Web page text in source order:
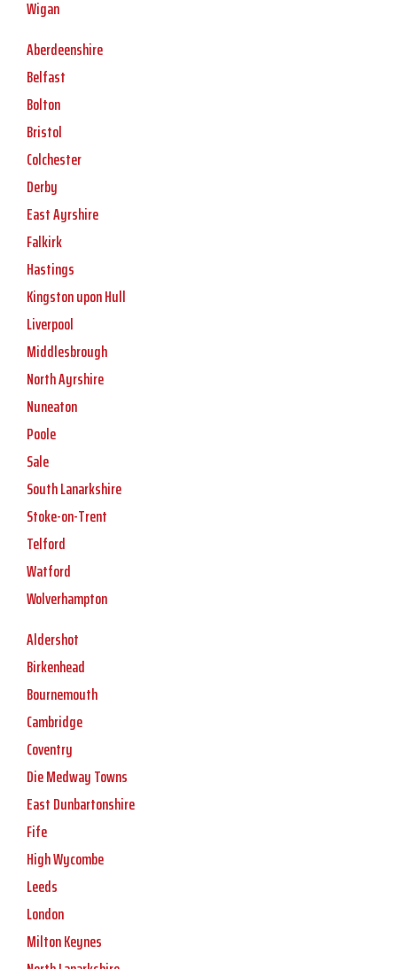
Wigan
Aberdeenshire
Belfast
Bolton
Bristol
Colchester
Derby
East Ayrshire
Falkirk
Hastings
Kingston upon Hull
Liverpool
Middlesbrough
North Ayrshire
Nuneaton
Poole
Sale
South Lanarkshire
Stoke-on-Trent
Telford
Watford
Wolverhampton
Aldershot
Birkenhead
Bournemouth
Cambridge
Coventry
Die Medway Towns
East Dunbartonshire
Fife
High Wycombe
Leeds
London
Milton Keynes